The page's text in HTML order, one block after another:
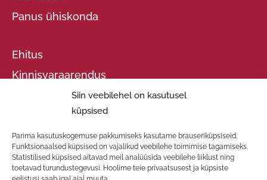
Siin veebilehel on kasutusel
küpsised
Parima kasutuskogemuse pakkumiseks kasutame brauseriküpsiseid.
Funktsionaalsed küpsised on vajalikud veebilehe toimimise tagamiseks.
Statistilised küpsised aitavad meil analüüsida veebilehe liiklust ning
toetavad turundustegevusi. Hoolime teie privaatsusest ja küpsiste
Panus ühiskonda
Ehitus
Kinnisvaraarendus
Projektid
Meeskond
Uudised